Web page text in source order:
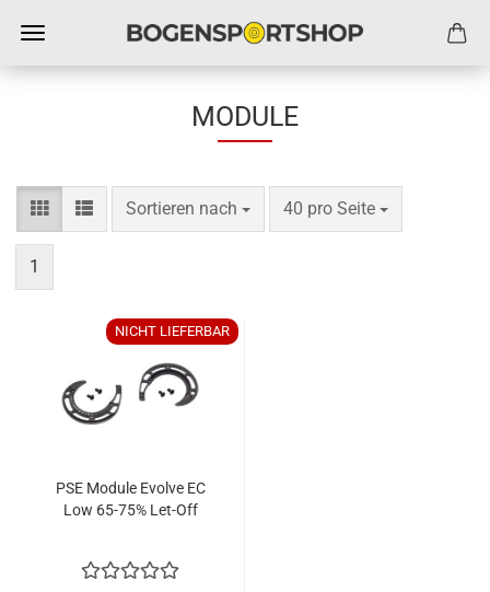
MODULE
Sortieren nach
Sortieren nach 40 pro Seite
pro Seite
1
NICHT LIEFERBAR
PSE Module Evolve EC
Low 65-75% Let-Off